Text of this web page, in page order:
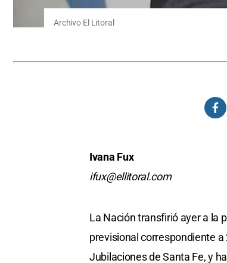
Archivo El Litoral
Ivana Fux
ifux@ellitoral.com
La Nación transfirió ayer a la
previsional correspondiente
Jubilaciones de Santa Fe, y